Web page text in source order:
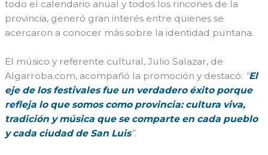
todo el calendario anual y todos los rincones de la
provincia, generó gran interés entre quienes se
acercaron a conocer más sobre la identidad puntana.
El músico y referente cultural, Julio Salazar, de
Algarroba.com, acompañó la promoción y destacó: “El
eje de los festivales fue un verdadero éxito porque
refleja lo que somos como provincia: cultura viva,
tradición y música que se comparte en cada pueblo
y cada ciudad de San Luis”.